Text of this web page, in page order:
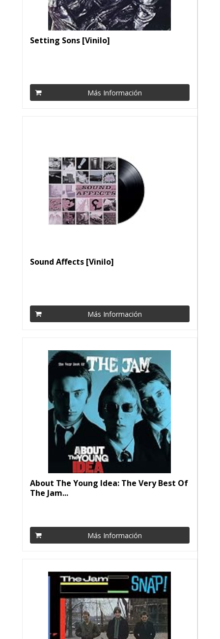
Setting Sons [Vinilo]
Más Información
Sound Affects [Vinilo]
Más Información
About The Young Idea: The Very Best Of
The Jam...
Más Información